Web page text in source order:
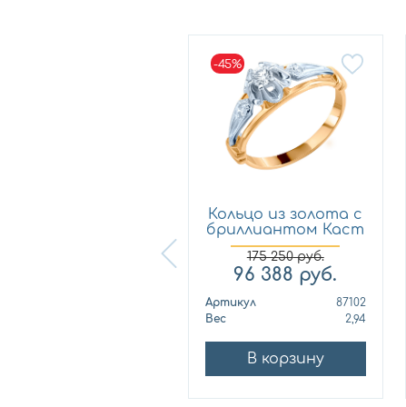
-45%
Кольцо из золота с
бриллиантом Каст
ю...
175 250руб.
96 388 руб.
Артикул
87102
Вес
2,94
В корзину